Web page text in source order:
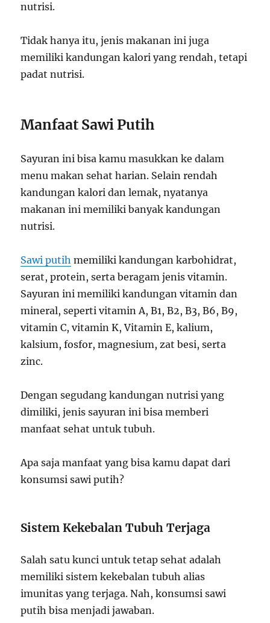
nutrisi.
Tidak hanya itu, jenis makanan ini juga
memiliki kandungan kalori yang rendah, tetapi
padat nutrisi.
Manfaat Sawi Putih
Sayuran ini bisa kamu masukkan ke dalam
menu makan sehat harian. Selain rendah
kandungan kalori dan lemak, nyatanya
makanan ini memiliki banyak kandungan
nutrisi.
Sawi putih memiliki kandungan karbohidrat,
serat, protein, serta beragam jenis vitamin.
Sayuran ini memiliki kandungan vitamin dan
mineral, seperti vitamin A, B1, B2, B3, B6, B9,
vitamin C, vitamin K, Vitamin E, kalium,
kalsium, fosfor, magnesium, zat besi, serta
zinc.
Dengan segudang kandungan nutrisi yang
dimiliki, jenis sayuran ini bisa memberi
manfaat sehat untuk tubuh.
Apa saja manfaat yang bisa kamu dapat dari
konsumsi sawi putih?
Sistem Kekebalan Tubuh Terjaga
Salah satu kunci untuk tetap sehat adalah
memiliki sistem kekebalan tubuh alias
imunitas yang terjaga. Nah, konsumsi sawi
putih bisa menjadi jawaban.